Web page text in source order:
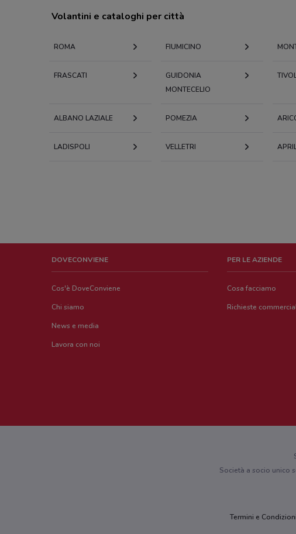
Volantini e cataloghi per città
ROMA FIUMICINO
FRASCATI
GUIDONIA
MONTECELIO
ALBANO LAZIALE POMEZIA
LADISPOLI VELLETRI
DOVECONVIENE
Cos'è DoveConviene
Chi siamo
News e media
Lavora con noi
PER LE AZIENDE
Cosa facciamo
Richieste
Società a socio unico
Termini e Condizioni